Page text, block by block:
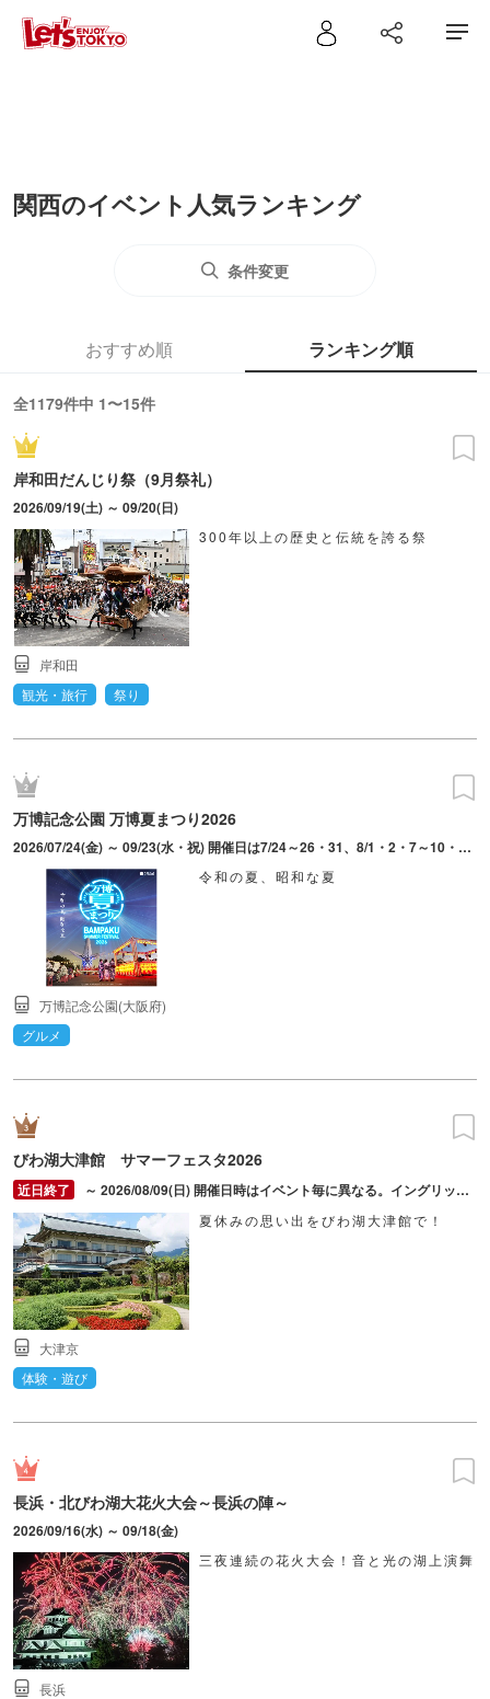
関西のイベント人気ランキング
条件変更
おすすめ順 ランキング順
全1179件中 1〜15件
岸和田だんじり祭（9月祭礼）
2026/09/19(土) ～ 09/20(日)
300年以上の歴史と伝統を誇る祭
岸和田
観光・旅行
祭り
万博記念公園 万博夏まつり2026
2026/07/24(金) ～ 09/23(水・祝) 開催日は7/24～26・31、8/1・2・7～10・21～23・28～30、9/4～6・11～13・19～23。最終入園21:30（中央口、日本庭園前ゲートのみ）。東口、西口ゲートからの入園は16:30まで。9/13のお祭り広場は「万博夜市 with ビアガーデン」の開催はなし（ライトアップや花火広場は楽しめる）。
令和の夏、昭和な夏
万博記念公園(大阪府)
グルメ
びわ湖大津館 サマーフェスタ2026
～ 2026/08/09(日) 開催日時はイベント毎に異なる。イングリッシュガーデンの営業時間は9:00～17:00（入園は閉園30分前まで）。8/6（木）はびわ湖大花火大会開催日の為休業。
夏休みの思い出をびわ湖大津館で！
大津京
体験・遊び
長浜・北びわ湖大花火大会～長浜の陣～
2026/09/16(水) ～ 09/18(金)
三夜連続の花火大会！音と光の湖上演舞
長浜